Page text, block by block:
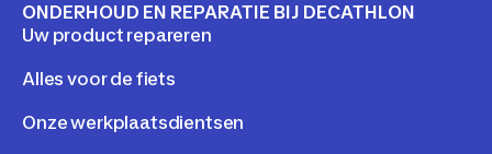
ONDERHOUD EN REPARATIE BIJ DECATHLON
Uw product repareren
Alles voor de fiets
Onze werkplaatsdientsen